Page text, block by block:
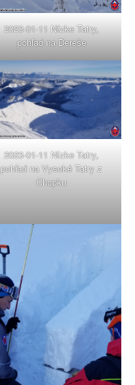
2023-01-11 Nízke Tatry,
pohľad na Dereše
2023-01-11 Nízke Tatry,
pohľad na Vysoké Tatry z
Chopku